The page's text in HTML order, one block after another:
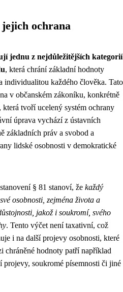
ochrana
jednu z nejdůležitějších kategorií
, která chrání základní hodnoty
individualitou každého člověka. Tato
v občanském zákoníku, konkrétně
tvoří ucelený systém ochrany
úprava vychází z ústavních
základních práv a svobod a
lidské osobnosti v demokratické
§ 81 stanoví, že každý
osobnosti, zejména života a
jakož i soukromí, svého
. Tento výčet není taxativní, což
i na další projevy osobnosti, které
chráněné hodnoty patří například
projevy, soukromé písemnosti či jiné